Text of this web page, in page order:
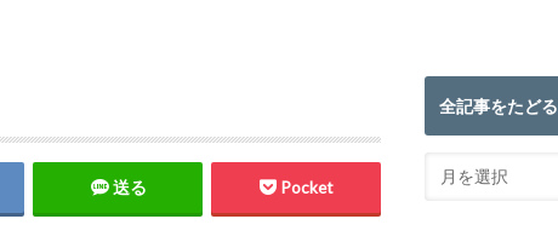
送る Pocket
全記事をたどる